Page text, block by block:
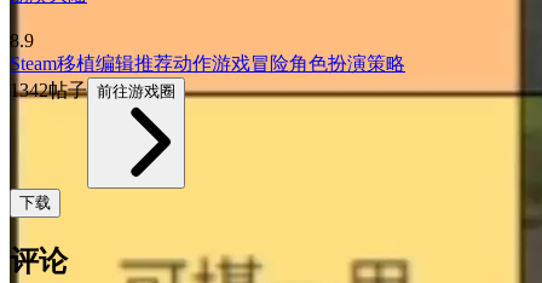
8.9
Steam移植编辑推荐动作游戏冒险角色扮演策略
1342帖子 前往游戏圈
下载
评论